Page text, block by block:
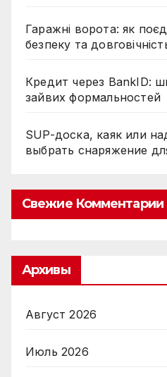
Гаражні ворота: як
безпеку та
Кредит через BankID:
зайвих формальностей
SUP-доска, каяк или
выбрать снаряжение
Свежие Комментарии
Архивы
Август 2026
Июль 2026